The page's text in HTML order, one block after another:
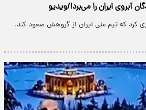
آبروی ایران را می‌برد!/ویدیو
کرد که تیم ملی ایران از گروهش صعود کند.